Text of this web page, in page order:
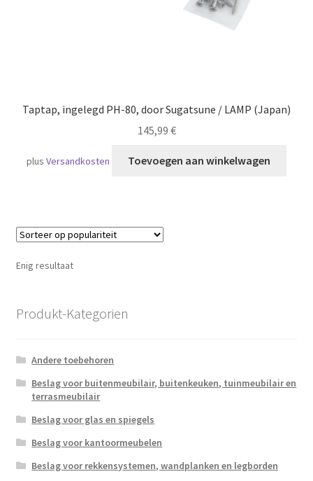
Taptap, ingelegd PH-80, door Sugatsune / LAMP (Japan)
145,99 €
plusVersandkosten Toevoegen aan winkelwagen
Enig resultaat
Produkt-Kategorien
Andere toebehoren
Beslag voor buitenmeubilair, buitenkeuken, tuinmeubilair en
terrasmeubilair
Beslag voor glas en spiegels
Beslag voor kantoormeubelen
Beslag voor rekkensystemen, wandplanken en legborden